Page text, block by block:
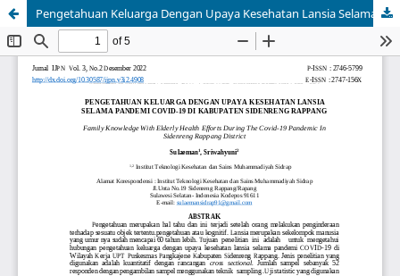
Pengetahuan Keluarga Dengan Upaya Kesehatan Lansia Selama Pandemi Covid-19 Di Kabupaten Sidenreng Rappang